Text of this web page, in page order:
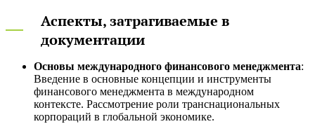
Аспекты, затрагиваемые в
документации
Основы международного финансового менеджмента:
Введение в основные концепции и инструменты
финансового менеджмента в международном
контексте. Рассмотрение роли транснациональных
корпораций в глобальной экономике.